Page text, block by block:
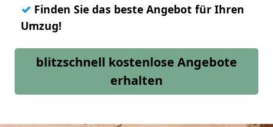
✓ Finden Sie das beste Angebot für Ihren
Umzug!
blitzschnell kostenlose Angebote
erhalten